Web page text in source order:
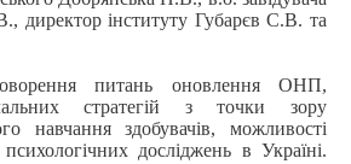
директор інституту Губарєв С.В. та
питань оновлення ОНП,
стратегій з точки зору
навчання здобувачів, можливості
досліджень в Україні.